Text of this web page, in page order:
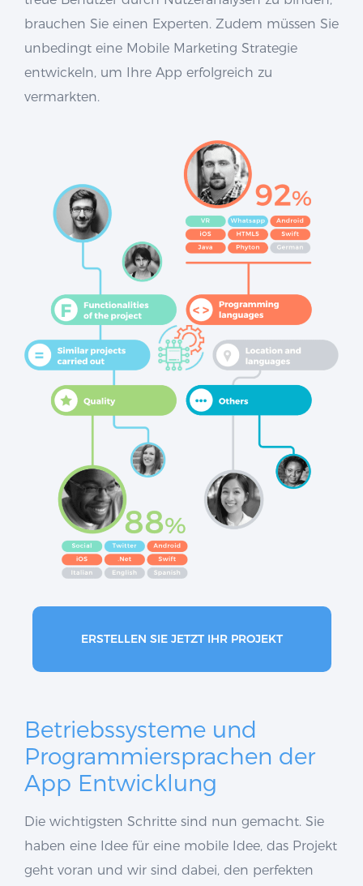
brauchen Sie einen Experten. Zudem müssen Sie
unbedingt eine Mobile Marketing Strategie
entwickeln, um Ihre App erfolgreich zu
vermarkten.
ERSTELLEN SIE JETZT IHR PROJEKT
Betriebssysteme und
Programmiersprachen der
App Entwicklung
Die wichtigsten Schritte sind nun gemacht. Sie
haben eine Idee für eine mobile Idee, das Projekt
geht voran und wir sind dabei, den perfekten